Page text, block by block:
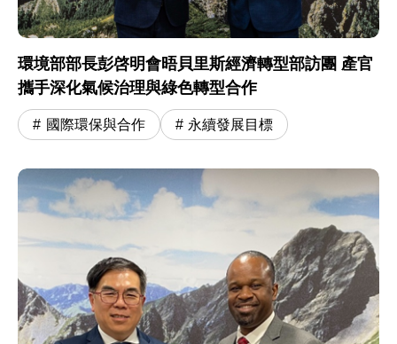
環境部部長彭啓明會晤貝里斯經濟轉型部訪團 產官
攜手深化氣候治理與綠色轉型合作
國際環保與合作 永續發展目標